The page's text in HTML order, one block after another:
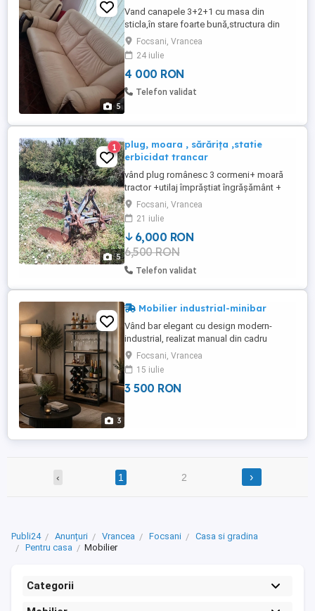
5
Vand canapele 3+2+1 cu masa din
sticla,în stare foarte bună,structura din
lemn masiv ,achiziție Germania
Focsani, Vrancea
24 iulie
4 000 RON
Telefon validat
5
1
plug, moara , sărărița ,statie
erbicidat trancar
vând plug românesc 3 cormeni+ moară
tractor +utilaj împrăștiat îngrășământ +
statie erbicidat + trancar și căruță
Focsani, Vrancea
21 iulie
6,000 RON
6,500 RON
Telefon validat
3
Mobilier industrial-minibar
Vând bar elegant cu design modern-
industrial, realizat manual din cadru
metalic gri antracit și polițe cu finisaj
aspect lemn. Este perfect pentru
amenajarea unui living, dining sau a unui
spațiu de relaxare. Bar pentru living
Focsani, Vrancea
15 iulie
3 500 RON
‹ 1 2 ›
Publi24 Anunțuri Vrancea Focsani
Casa si gradina
Pentru casa
Mobilier
Categorii